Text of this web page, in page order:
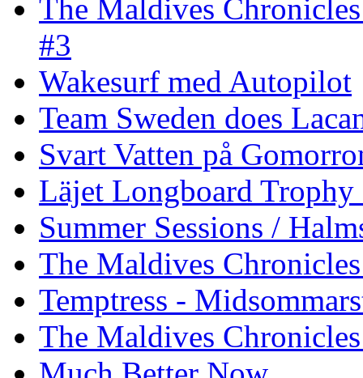
The Maldives
#3
Wakesurf med Autopilot
Team Sweden does
Svart Vatten på
Läjet Longboard
Summer Sessions /
The Maldives
Temptress -
The Maldives